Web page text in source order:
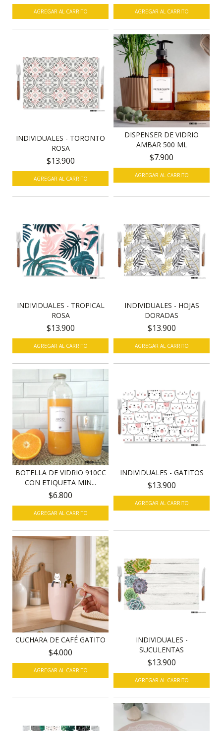
AGREGAR AL CARRITO AGREGAR AL CARRITO
INDIVIDUALES - TORONTO
ROSA
$13.900
AGREGAR AL CARRITO
DISPENSER DE VIDRIO
AMBAR 500 ML
$7.900
AGREGAR AL CARRITO
INDIVIDUALES - TROPICAL
ROSA
$13.900
AGREGAR AL CARRITO
INDIVIDUALES - HOJAS
DORADAS
$13.900
AGREGAR AL CARRITO
BOTELLA DE VIDRIO 910CC
CON ETIQUETA MIN...
$6.800
AGREGAR AL CARRITO
INDIVIDUALES - GATITOS
$13.900
AGREGAR AL CARRITO
CUCHARA DE CAFÉ GATITO
$4.000
AGREGAR AL CARRITO
INDIVIDUALES -
SUCULENTAS
$13.900
AGREGAR AL CARRITO